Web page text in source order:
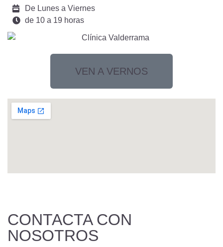
De Lunes a Viernes
de 10 a 19 horas
VEN A VERNOS
CONTACTA CON
NOSOTROS